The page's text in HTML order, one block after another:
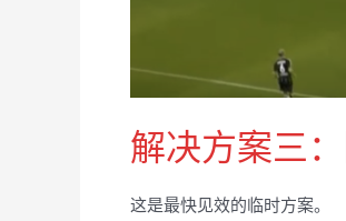
解决方案三
这是最快见效的临时方案。